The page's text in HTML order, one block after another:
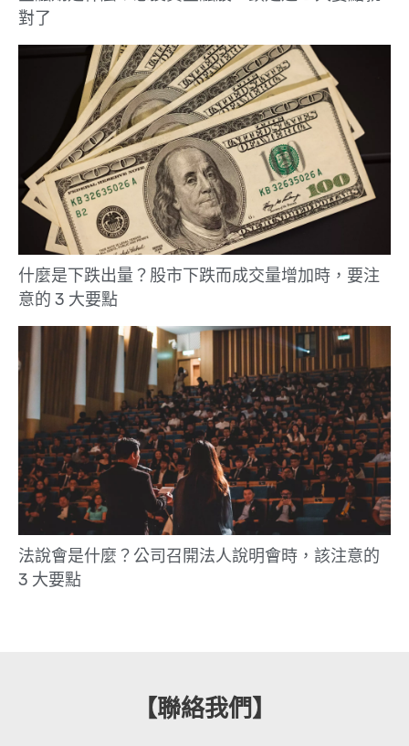
對了
什麼是下跌出量？股市下跌而成交量增加時，要注
意的 3 大要點
法說會是什麼？公司召開法人說明會時，該注意的
3 大要點
【聯絡我們】